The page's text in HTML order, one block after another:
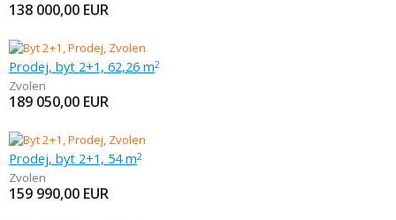
138 000,00 EUR
Prodej, byt 2+1, 62,26 m2
Zvolen
189 050,00 EUR
Prodej, byt 2+1, 54 m2
Zvolen
159 990,00 EUR